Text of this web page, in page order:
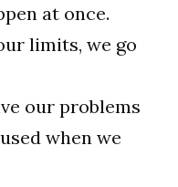
at once.
limits, we go
our problems
when we